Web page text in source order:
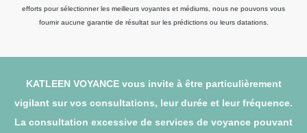
efforts pour sélectionner les meilleurs voyantes et médiums, nous ne pouvons vous
fournir aucune garantie de résultat sur les prédictions ou leurs datations.
KATLEEN VOYANCE vous invite à être particulièrement
vigilant sur vos consultations, leur durée et leur fréquence.
La consultation excessive de services de voyance pouvant